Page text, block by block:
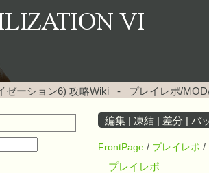
ゼーション6) 攻略Wiki - プレイレポ/
編集 凍結 差分 バ
FrontPage / プレイレポ /
プレイレポ